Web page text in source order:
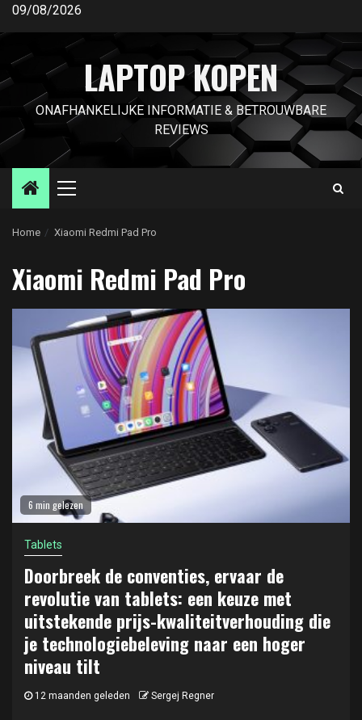
Ga
inhoud
09/08/2026
LAPTOP KOPEN
ONAFHANKELIJKE INFORMATIE & BETROUWBARE
REVIEWS
Primair
Home Xiaomi Redmi Pad Pro
Xiaomi Redmi Pad Pro
6 min gelezen
Tablets
Doorbreek de conventies, ervaar de
revolutie van tablets: een keuze met
uitstekende prijs-kwaliteitverhouding die
je technologiebeleving naar een hoger
niveau tilt
12 maanden geleden Sergej Regner